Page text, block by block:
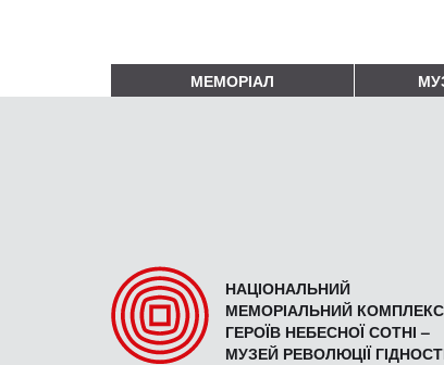
МЕМОРІАЛ
НАЦІОНАЛЬНИЙ
МЕМОРІАЛЬНИЙ КОМПЛЕКС
ГЕРОЇВ НЕБЕСНОЇ СОТНІ –
МУЗЕЙ РЕВОЛЮЦІЇ